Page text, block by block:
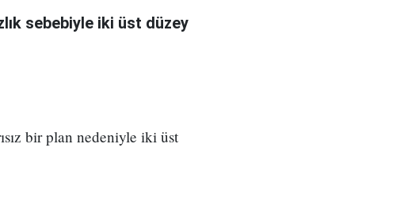
sebebiyle iki üst düzey
bir plan nedeniyle iki üst